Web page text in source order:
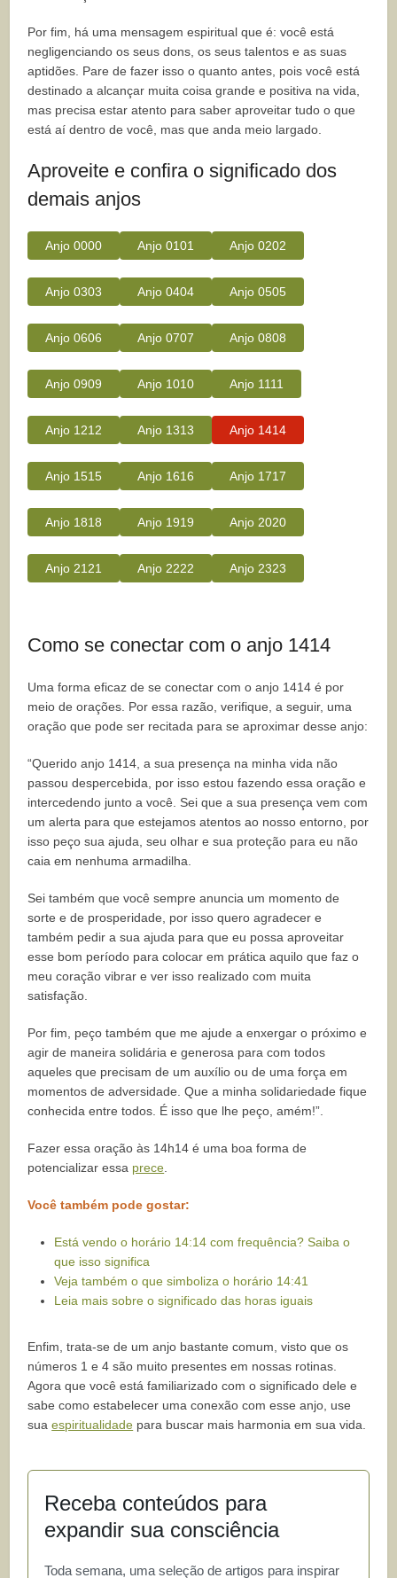
Por fim, há uma mensagem espiritual que é: você está
negligenciando os seus dons, os seus talentos e as suas
aptidões. Pare de fazer isso o quanto antes, pois você está
destinado a alcançar muita coisa grande e positiva na vida,
mas precisa estar atento para saber aproveitar tudo o que
está aí dentro de você, mas que anda meio largado.
Aproveite e confira o significado dos
demais anjos
Anjo 0000 Anjo 0101 Anjo 0202
Anjo 0303 Anjo 0404 Anjo 0505
Anjo 0606 Anjo 0707 Anjo 0808
Anjo 0909 Anjo 1010 Anjo 1111
Anjo 1212 Anjo 1313 Anjo 1414
Anjo 1515 Anjo 1616 Anjo 1717
Anjo 1818 Anjo 1919 Anjo 2020
Anjo 2121 Anjo 2222 Anjo 2323
Como se conectar com o anjo 1414
Uma forma eficaz de se conectar com o anjo 1414 é por
meio de orações. Por essa razão, verifique, a seguir, uma
oração que pode ser recitada para se aproximar desse anjo:
“Querido anjo 1414, a sua presença na minha vida não
passou despercebida, por isso estou fazendo essa oração e
intercedendo junto a você. Sei que a sua presença vem com
um alerta para que estejamos atentos ao nosso entorno, por
isso peço sua ajuda, seu olhar e sua proteção para eu não
caia em nenhuma armadilha.
Sei também que você sempre anuncia um momento de
sorte e de prosperidade, por isso quero agradecer e
também pedir a sua ajuda para que eu possa aproveitar
esse bom período para colocar em prática aquilo que faz o
meu coração vibrar e ver isso realizado com muita
satisfação.
Por fim, peço também que me ajude a enxergar o próximo e
agir de maneira solidária e generosa para com todos
aqueles que precisam de um auxílio ou de uma força em
momentos de adversidade. Que a minha solidariedade fique
conhecida entre todos. É isso que lhe peço, amém!”.
Fazer essa oração às 14h14 é uma boa forma de
potencializar essa prece
Você também pode gostar:
Está vendo o horário 14:14 com frequência? Saiba o
que isso significa
Veja também o que simboliza o horário 14:41
Leia mais sobre o significado das horas iguais
Enfim, trata-se de um anjo bastante comum, visto que os
números 1 e 4 são muito presentes em nossas rotinas.
Agora que você está familiarizado com o significado dele e
sabe como estabelecer uma conexão com esse anjo, use
suaespiritualidade para buscar mais harmonia em sua vida.
Receba conteúdos para
expandir sua consciência
Toda semana, uma seleção de artigos para inspirar